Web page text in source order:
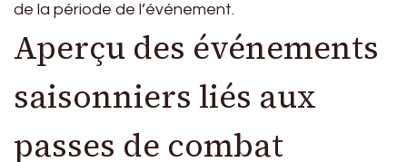
de la période de l’événement.
Aperçu des événements
saisonniers liés aux
passes de combat